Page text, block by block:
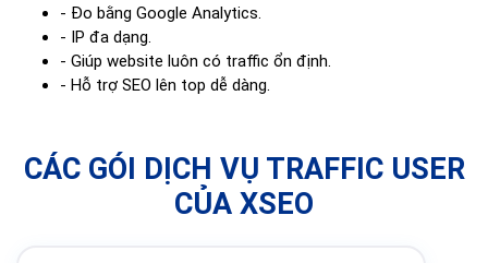
- Đo bằng Google Analytics.
- IP đa dạng.
- Giúp website luôn có traffic ổn định.
- Hỗ trợ SEO lên top dễ dàng.
CÁC GÓI DỊCH VỤ TRAFFIC USER
CỦA XSEO